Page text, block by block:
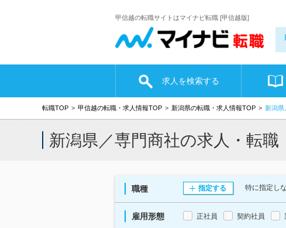
甲信越の転職サイトはマイナビ転職 [甲信越版]
求人を検索する
転職TOP 甲信越の転職・求人情報TOP 新潟県の転職・求人情報TOP 新潟
新潟県／専門商社の求人・転職
職種 指定する 特に指定し
雇用形態 正社員 契約社員